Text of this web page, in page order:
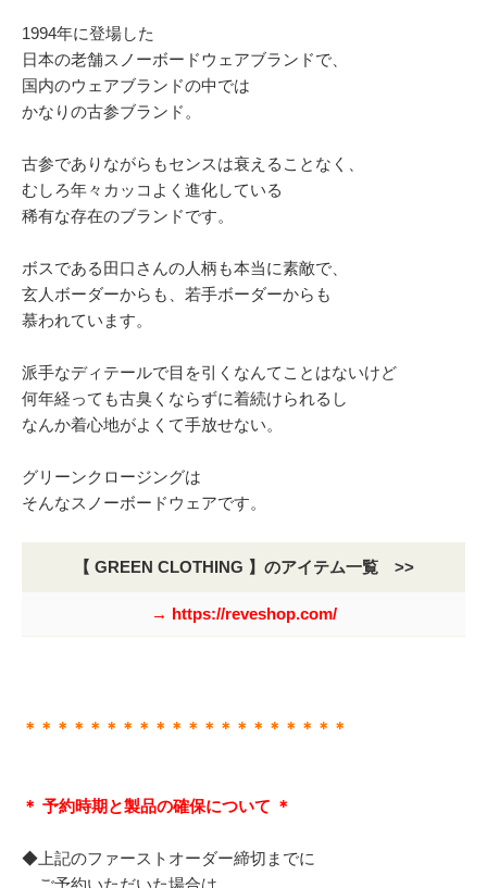
1994年に登場した
日本の老舗スノーボードウェアブランドで、
国内のウェアブランドの中では
かなりの古参ブランド。
古参でありながらもセンスは衰えることなく、
むしろ年々カッコよく進化している
稀有な存在のブランドです。
ボスである田口さんの人柄も本当に素敵で、
玄人ボーダーからも、若手ボーダーからも
慕われています。
派手なディテールで目を引くなんてことはないけど
何年経っても古臭くならずに着続けられるし
なんか着心地がよくて手放せない。
グリーンクロージングは
そんなスノーボードウェアです。
【 GREEN CLOTHING 】のアイテム一覧 >>
→ https://reveshop.com/
＊＊＊＊＊＊＊＊＊＊＊＊＊＊＊＊＊＊＊＊
＊ 予約時期と製品の確保について ＊
◆上記のファーストオーダー締切までに